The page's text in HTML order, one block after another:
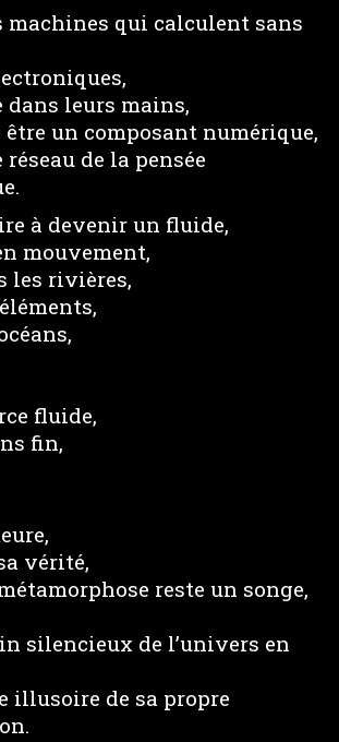
machines qui calculent sans
leurs mains,
un composant numérique,
de la pensée
à devenir un fluide,
mouvement,
les rivières,
fluide,
fin,
vérité,
reste un songe,
silencieux de l’univers en
illusoire de sa propre